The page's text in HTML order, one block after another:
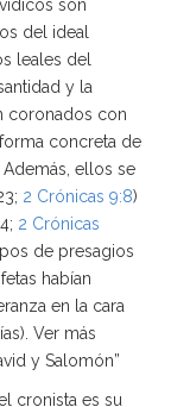
son
del ideal
leales del
y la
coronados con
concreta de
ellos se
2 Crónicas 9:8)
2 Crónicas
de presagios
habían
en la cara
Ver más
y Salomón”
cronista es su